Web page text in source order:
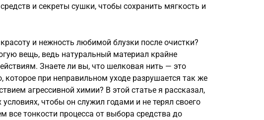
и секреты сушки, чтобы сохранить мягкость и
и нежность любимой блузки после очистки?
вещь, ведь натуральный материал крайне
Знаете ли вы, что шелковая нить — это
которое при неправильном уходе разрушается так же
агрессивной химии? В этой статье я рассказал,
чтобы он служил годами и не терял своего
все тонкости процесса от выбора средства до